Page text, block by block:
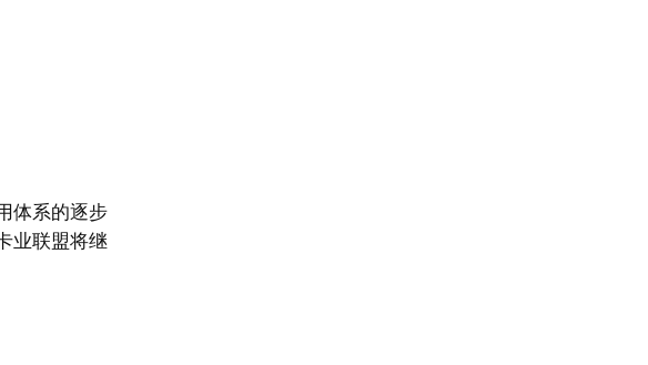
体系的逐步
业联盟将继